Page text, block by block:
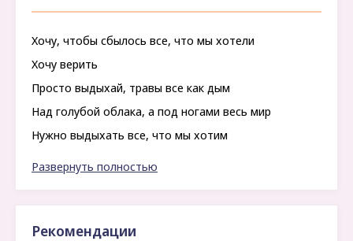
Хочу, чтобы сбылось все, что мы хотели
Хочу верить
Просто выдыхай, травы все как дым
Над голубой облака, а под ногами весь мир
Нужно выдыхать все, что мы хотим
Развернуть полностью
Рекомендации